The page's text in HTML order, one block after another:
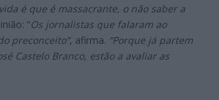
é que é massacrante, o não saber a
“Os jornalistas que falaram ao
preconceito”, afirma. “Porque já partem
Castelo Branco, estão a avaliar as